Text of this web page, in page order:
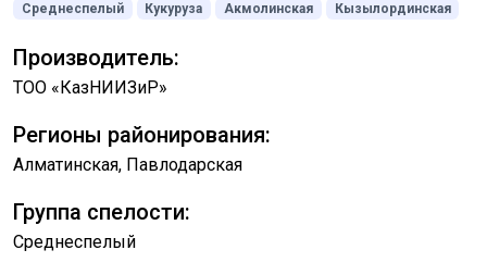
Среднеспелый
Кукуруза Акмолинская Кызылординская
Производитель:
ТОО «КазНИИЗиР»
Регионы районирования:
Алматинская, Павлодарская
Группа спелости:
Среднеспелый